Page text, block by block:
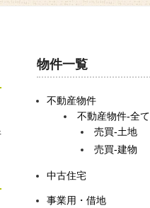
物件一覧
不動産物件
不動産物件-全て
売買-土地
売買-建物
中古住宅
事業用・借地